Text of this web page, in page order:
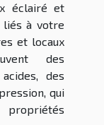
éclairé et
liés à votre
et locaux
des
des
qui